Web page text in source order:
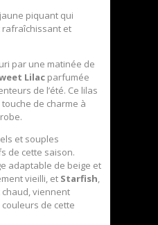
piquant qui
rafraîchissant et
par une matinée de
Lilac parfumée
de l’été. Ce lilas
de charme à
et souples
de cette saison.
adaptable de beige et
vieilli, et Starfish,
viennent
de cette